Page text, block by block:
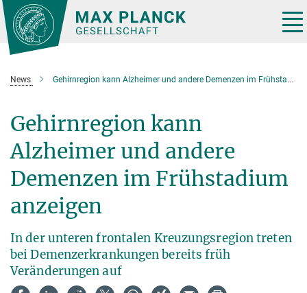
Hauptinhalt
News Gehirnregion kann Alzheimer und andere Demenzen im Frühstadium anzeigen
Gehirnregion kann
Alzheimer und andere
Demenzen im Frühstadium
anzeigen
In der unteren frontalen Kreuzungsregion treten
bei Demenzerkrankungen bereits früh
Veränderungen auf